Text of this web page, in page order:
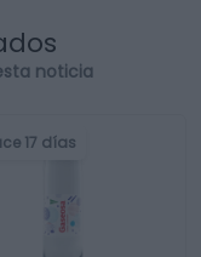
noticia
17 días